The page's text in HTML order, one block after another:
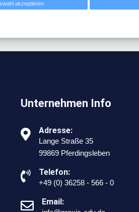
akzeptieren
Unternehmen Info
Adresse:
Lange Straße 35
99869 Pferdingsleben
Telefon:
+49 (0) 36258 - 566 - 0
Email: